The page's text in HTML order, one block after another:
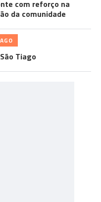
com reforço na
da comunidade
Tiago